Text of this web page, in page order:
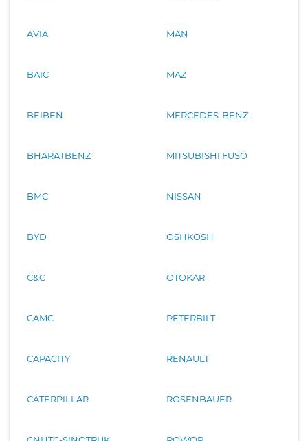
AVIA
BAIC
BEIBEN
BHARATBENZ
BMC
BYD
C&C
CAMC
CAPACITY
CATERPILLAR
MAN
MAZ
MERCEDES-BENZ
MITSUBISHI FUSO
NISSAN
OSHKOSH
OTOKAR
PETERBILT
RENAULT
ROSENBAUER